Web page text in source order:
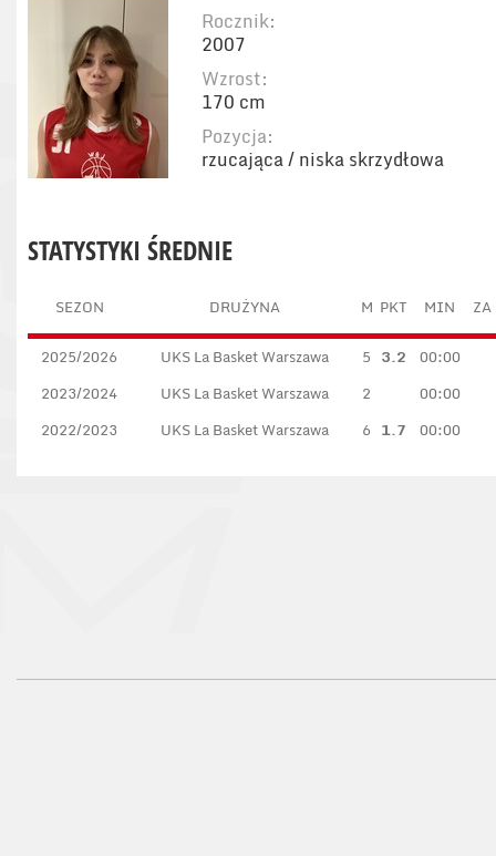
Rocznik:
2007
Wzrost:
170 cm
Pozycja:
rzucająca / niska skrzydłowa
STATYSTYKI ŚREDNIE
SEZON DRUŻYNA M PKT MIN
2025/2026 UKS La Basket Warszawa 5 3.2 00:00
2023/2024
UKS La Basket Warszawa 2
00:00
2022/2023
UKS La Basket Warszawa 6 1.7 00:00